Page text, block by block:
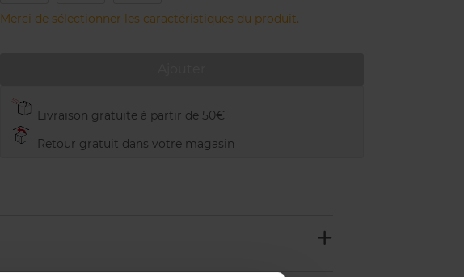
Merci de sélectionner les caractéristiques du produit.
Livraison gratuite à partir de 50€
Retour gratuit dans votre magasin